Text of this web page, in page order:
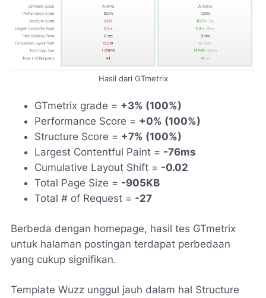
Hasil dari GTmetrix
GTmetrix grade = +3% (100%)
Performance Score = +0% (100%)
Structure Score = +7% (100%)
Largest Contentful Paint = -76ms
Cumulative Layout Shift = -0.02
Total Page Size = -905KB
Total # of Request = -27
Berbeda dengan homepage, hasil tes GTmetrix
untuk halaman postingan terdapat perbedaan
yang cukup signifikan.
Template Wuzz unggul jauh dalam hal Structure